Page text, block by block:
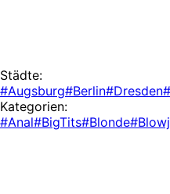
Städte:
#Augsburg#Berlin#Dresden
Kategorien:
#Anal#BigTits#Blonde